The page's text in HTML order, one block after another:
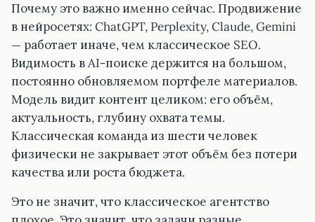
Почему это важно именно сейчас. Продвижение
в нейросетях: ChatGPT, Perplexity, Claude, Gemini
— работает иначе, чем классическое SEO.
Видимость в AI-поиске держится на большом,
постоянно обновляемом портфеле материалов.
Модель видит контент целиком: его объём,
актуальность, глубину охвата темы.
Классическая команда из шести человек
физически не закрывает этот объём без потери
качества или роста бюджета.
Это не значит, что классическое агентство